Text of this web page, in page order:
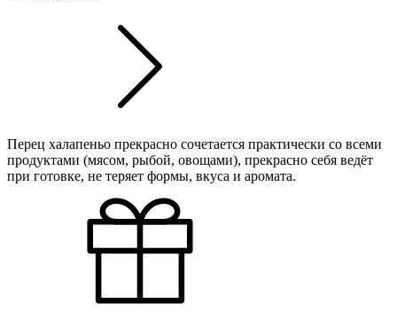
Перец халапеньо прекрасно сочетается практически со всеми
продуктами (мясом, рыбой, овощами), прекрасно себя ведёт
при готовке, не теряет формы, вкуса и аромата.